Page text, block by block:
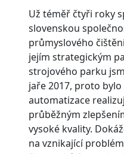
Už téměř čtyři roky
slovenskou
průmyslového
jejím strategickým
strojového parku
jaře 2017, proto
automatizace
průběžným
vysoké kvality.
na vznikající